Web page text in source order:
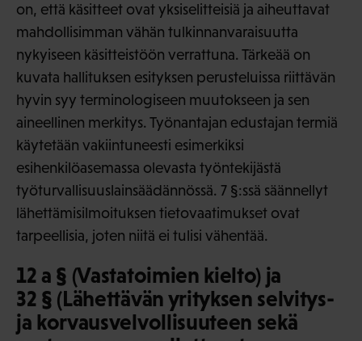
on, että käsitteet ovat yksiselitteisiä ja aiheuttavat
mahdollisimman vähän tulkinnanvaraisuutta
nykyiseen käsitteistöön verrattuna. Tärkeää on
kuvata hallituksen esityksen perusteluissa riittävän
hyvin syy terminologiseen muutokseen ja sen
aineellinen merkitys. Työnantajan edustajan termiä
käytetään vakiintuneesti esimerkiksi
esihenkilöasemassa olevasta työntekijästä
työturvallisuuslainsäädännössä. 7 §:ssä säännellyt
lähettämisilmoituksen tietovaatimukset ovat
tarpeellisia, joten niitä ei tulisi vähentää.
12 a § (Vastatoimien kielto) ja
32 § (Lähettävän yrityksen selvitys-
ja korvausvelvollisuuteen sekä